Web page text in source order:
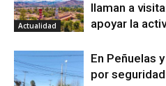
Actualidad
llaman a
apoyar la
En Peñuelas
por seguridad